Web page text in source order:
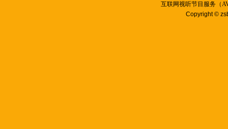
互联网视听节目服务（
Copyright ©